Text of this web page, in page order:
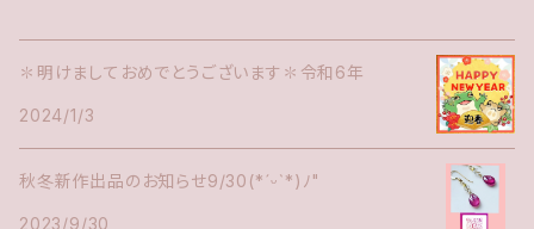
✽明けましておめでとうございます✽令和6年
2024/1/3
秋冬新作出品のお知らせ9/30(*ˊᵕˋ*)ﾉ"
2023/9/30